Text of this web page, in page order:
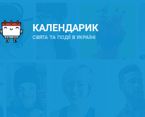
КАЛЕНДАРИК
СВЯТА ТА ПОДІЇ В УКРАЇНІ